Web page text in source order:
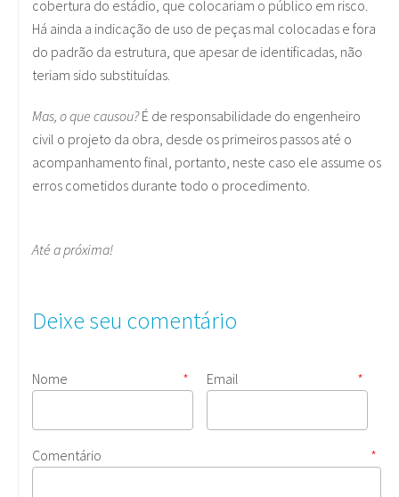
cobertura do estádio, que colocariam o público em risco.
Há ainda a indicação de uso de peças mal colocadas e fora
do padrão da estrutura, que apesar de identificadas, não
teriam sido substituídas.
Mas, o que causou?É de responsabilidade do engenheiro
civil o projeto da obra, desde os primeiros passos até o
acompanhamento final, portanto, neste caso ele assume os
erros cometidos durante todo o procedimento.
Até a próxima!
Deixe seu comentário
Nome * Email *
Comentário *